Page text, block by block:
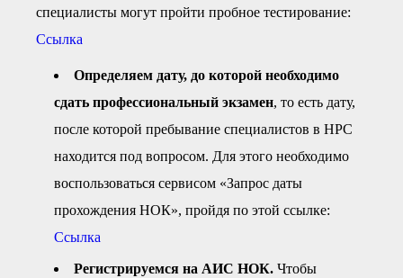
● Реестр членов
Ассоциации — технических
● Реестр членов
ООТСУО
● Реестр членов СРО
имеющих строительные
лаборатории
специалисты могут пройти пробное тестирование:
Ссылка
Определяем дату, до которой необходимо
сдать профессиональный экзамен, то есть дату,
после которой пребывание специалистов в НРС
находится под вопросом. Для этого необходимо
воспользоваться сервисом «Запрос даты
прохождения НОК», пройдя по этой ссылке:
Ссылка
Регистрируемся на АИС НОК. Чтобы